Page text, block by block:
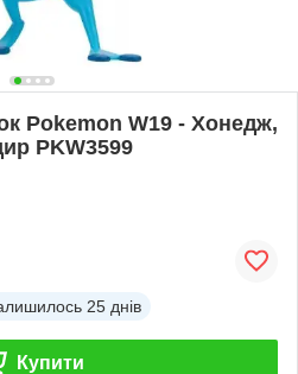
Pokemon W19 - Хонедж,
PKW3599
25 днів
Купити